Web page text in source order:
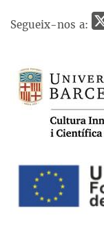
Segueix-nos a: